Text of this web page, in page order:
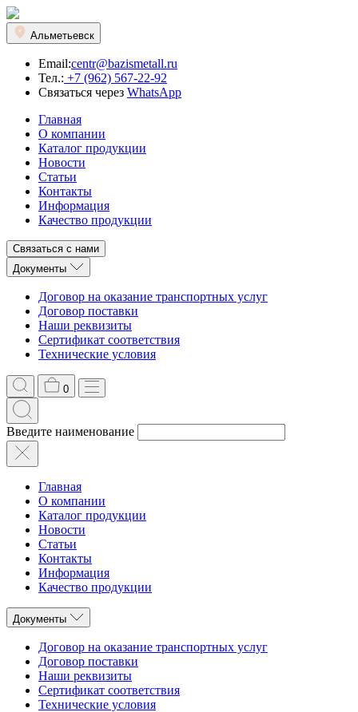
Альметьевск
Email:centr@bazismetall.ru
Тел.: +7 (962) 567-22-92
Связаться через WhatsApp
Главная
О компании
Каталог продукции
Новости
Статьи
Контакты
Информация
Качество продукции
Связаться с нами
Документы
Договор на оказание транспортных услуг
Договор поставки
Наши реквизиты
Сертификат соответствия
Технические условия
0
Введите наименование
Главная
О компании
Каталог продукции
Новости
Статьи
Контакты
Информация
Качество продукции
Документы
Договор на оказание транспортных услуг
Договор поставки
Наши реквизиты
Сертификат соответствия
Технические условия